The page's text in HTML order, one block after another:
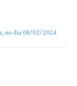
no dia 08/02/2024.